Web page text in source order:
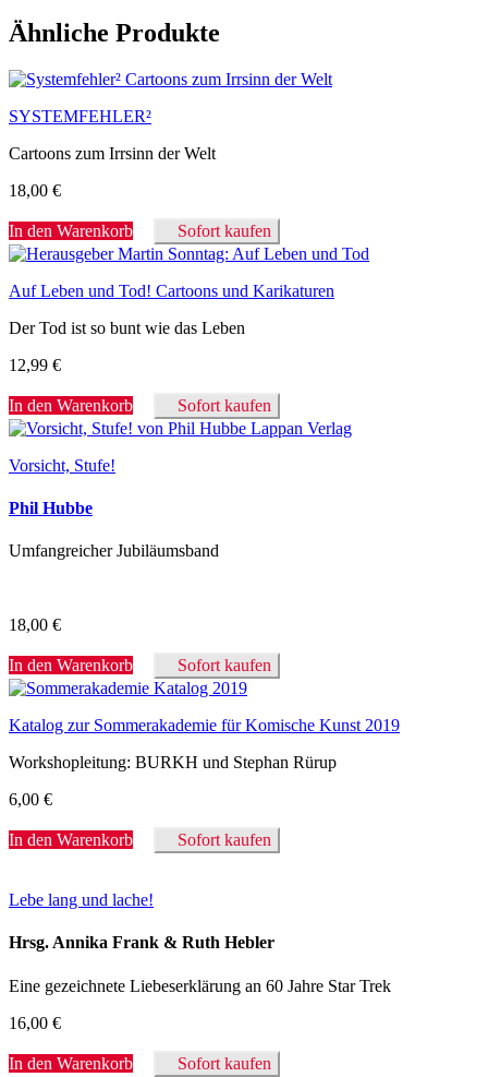
Ähnliche Produkte
SYSTEMFEHLER²
Cartoons zum Irrsinn der Welt
18,00 €
In den Warenkorb Sofort kaufen
Auf Leben und Tod! Cartoons und Karikaturen
Der Tod ist so bunt wie das Leben
12,99 €
In den Warenkorb Sofort kaufen
Vorsicht, Stufe!
Phil Hubbe
Umfangreicher Jubiläumsband
18,00 €
In den Warenkorb Sofort kaufen
Katalog zur Sommerakademie für Komische Kunst 2019
Workshopleitung: BURKH und Stephan Rürup
6,00 €
In den Warenkorb Sofort kaufen
Lebe lang und lache!
Hrsg. Annika Frank & Ruth Hebler
Eine gezeichnete Liebeserklärung an 60 Jahre Star Trek
16,00 €
In den Warenkorb Sofort kaufen